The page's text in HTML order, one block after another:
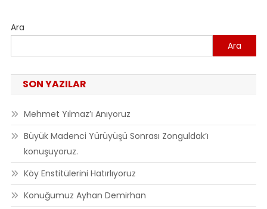
Ara
Ara
SON YAZILAR
Mehmet Yılmaz’ı Anıyoruz
Büyük Madenci Yürüyüşü Sonrası Zonguldak’ı
konuşuyoruz.
Köy Enstitülerini Hatırlıyoruz
Konuğumuz Ayhan Demirhan